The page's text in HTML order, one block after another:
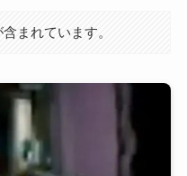
まれています。